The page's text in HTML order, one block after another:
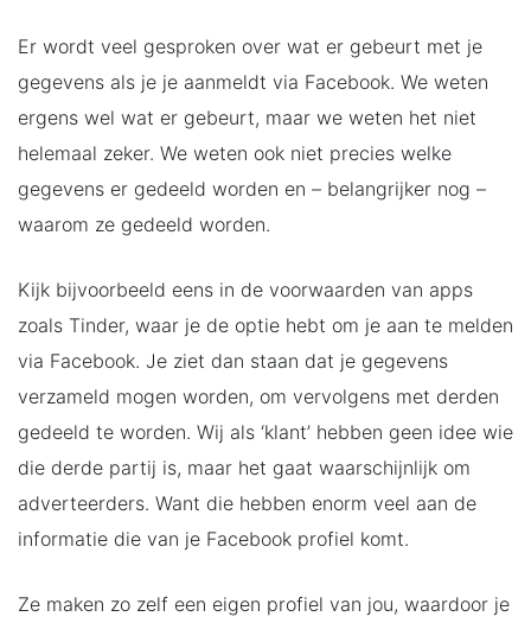
Er wordt veel gesproken over wat er gebeurt met je
gegevens als je je aanmeldt via Facebook. We weten
ergens wel wat er gebeurt, maar we weten het niet
helemaal zeker. We weten ook niet precies welke
gegevens er gedeeld worden en – belangrijker nog –
waarom ze gedeeld worden.
Kijk bijvoorbeeld eens in de voorwaarden van apps
zoals Tinder, waar je de optie hebt om je aan te melden
via Facebook. Je ziet dan staan dat je gegevens
verzameld mogen worden, om vervolgens met derden
gedeeld te worden. Wij als ‘klant’ hebben geen idee wie
die derde partij is, maar het gaat waarschijnlijk om
adverteerders. Want die hebben enorm veel aan de
informatie die van je Facebook profiel komt.
Ze maken zo zelf een eigen profiel van jou, waardoor je